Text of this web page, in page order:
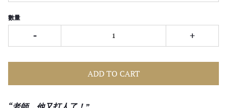
數量
- +
ADD TO CART